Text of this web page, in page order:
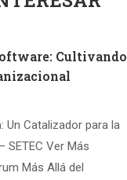
Cultivando
Un Catalizador para la
SETEC Ver Más
Más Allá del